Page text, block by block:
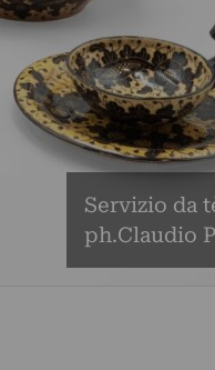
Servizio da
ph.Claudio